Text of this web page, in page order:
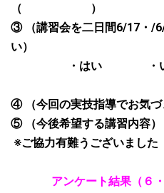
（ ）
③
（講習会を二日間6/17 ・ /
い）
・はい ・い
④
（今回の実技指導でお気づ
⑤
（今後希望する講習内容）
※ご協力有難うございました
アンケート結果（６